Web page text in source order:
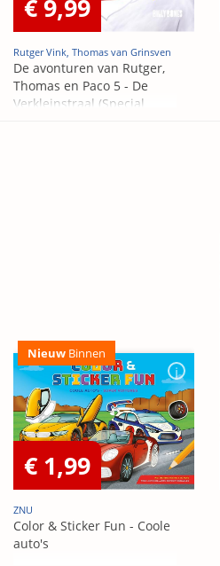
€ 9,99
Rutger Vink, Thomas van Grinsven
De avonturen van Rutger,
Thomas en Paco 5 - De
Verkleinstraal (Special
Nieuw Binnen
€ 1,99
ZNU
Color & Sticker Fun - Coole
auto's